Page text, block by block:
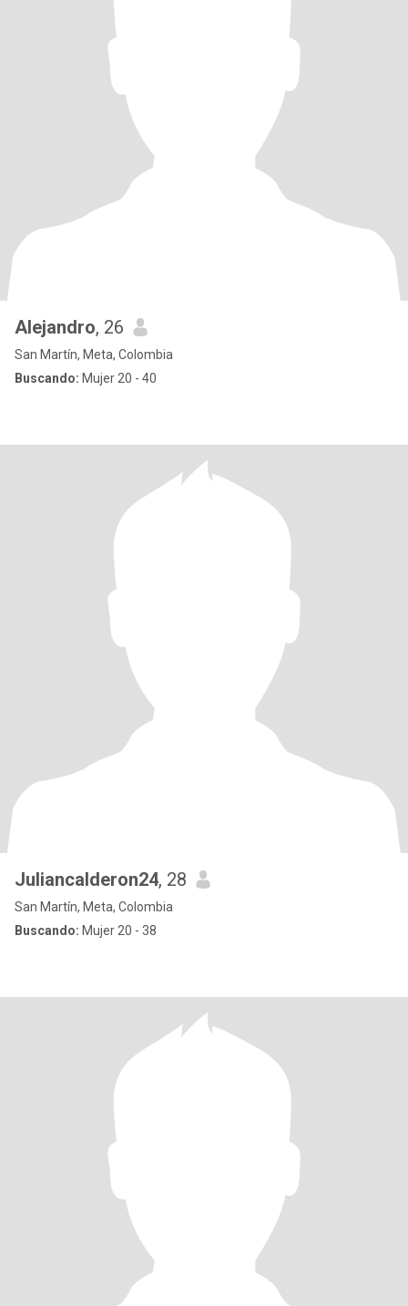
Alejandro, 26
San Martín, Meta, Colombia
Buscando: Mujer 20 - 40
Juliancalderon24, 28
San Martín, Meta, Colombia
Buscando: Mujer 20 - 38